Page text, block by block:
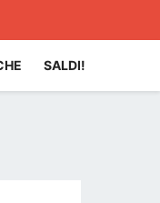
SALDI!